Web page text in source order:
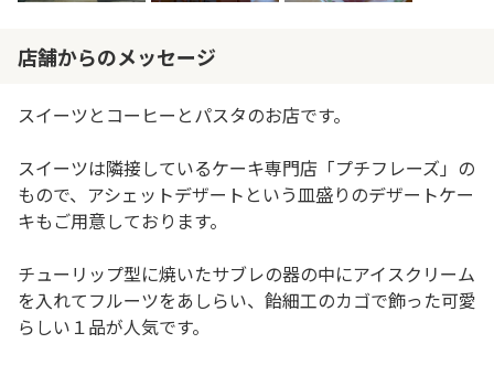
店舗からのメッセージ
スイーツとコーヒーとパスタのお店です。
スイーツは隣接しているケーキ専門店「プチフレーズ」の
もので、アシェットデザートという皿盛りのデザートケー
キもご用意しております。
チューリップ型に焼いたサブレの器の中にアイスクリーム
を入れてフルーツをあしらい、飴細工のカゴで飾った可愛
らしい１品が人気です。